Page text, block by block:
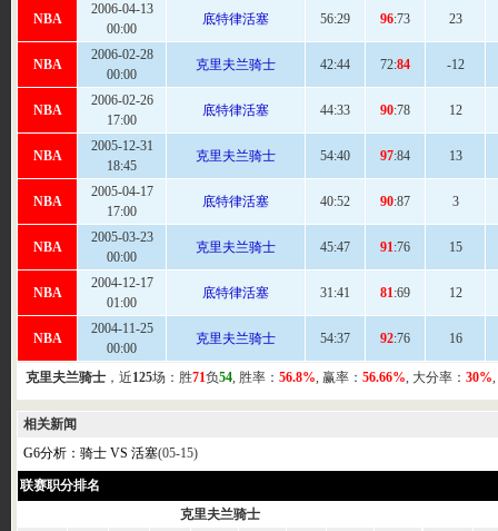
NBA
2006-04-13
00:00
底特律活塞 56:29 96:73 23
NBA
2006-02-28
00:00
克里夫兰骑士 42:44 72:84 -12
NBA
2006-02-26
17:00
底特律活塞 44:33 90:78 12
NBA
2005-12-31
18:45
克里夫兰骑士 54:40 97:84 13
NBA
2005-04-17
17:00
底特律活塞 40:52 90:87 3
NBA
2005-03-23
00:00
克里夫兰骑士 45:47 91:76 15
NBA
2004-12-17
01:00
底特律活塞 31:41 81:69 12
NBA
2004-11-25
00:00
克里夫兰骑士 54:37 92:76 16
克里夫兰骑士 ，近125场：胜71负54, 胜率： 56.8%, 赢率： 56.66%, 大分率： 30%
相关新闻
G6分析：骑士 VS 活塞(05-15)
联赛职分排名
克里夫兰骑士